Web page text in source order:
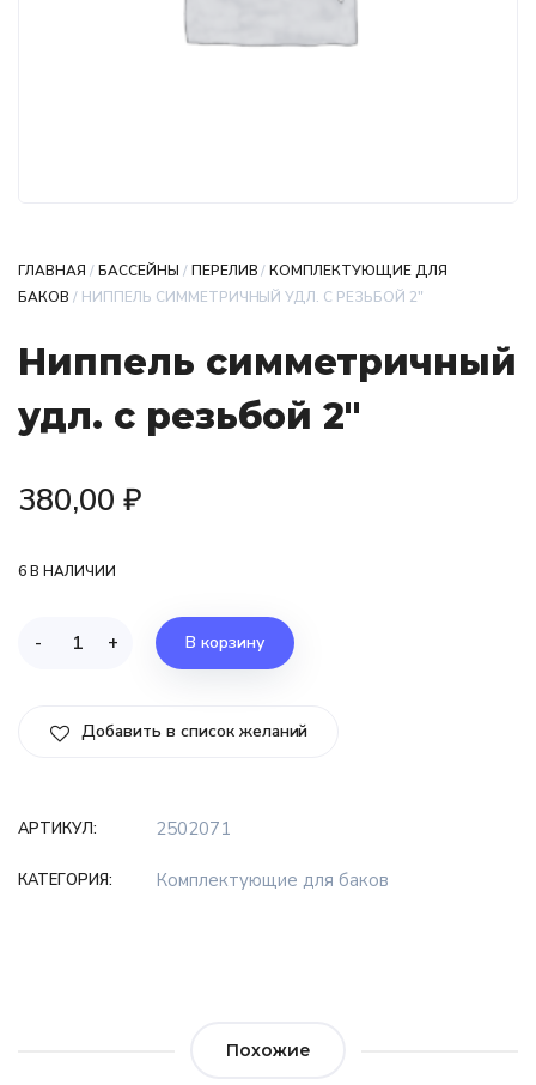
ГЛАВНАЯ /БАССЕЙНЫ /ПЕРЕЛИВ/КОМПЛЕКТУЮЩИЕ ДЛЯ
БАКОВ / НИППЕЛЬ СИММЕТРИЧНЫЙ УДЛ. С РЕЗЬБОЙ 2″
Ниппель симметричный
удл. с резьбой 2″
380,00 ₽
6 В НАЛИЧИИ
+
- В корзину
Добавить в список желаний
АРТИКУЛ: 2502071
КАТЕГОРИЯ: Комплектующие для баков
Похожие